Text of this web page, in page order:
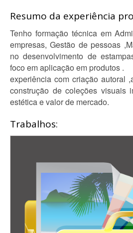
Resumo da experiência
Tenho formação técnica em
empresas, Gestão de pessoas
no desenvolvimento de
foco em aplicação em produtos .
experiência com criação autoral
construção de coleções visuais
estética e valor de mercado.
Trabalhos: